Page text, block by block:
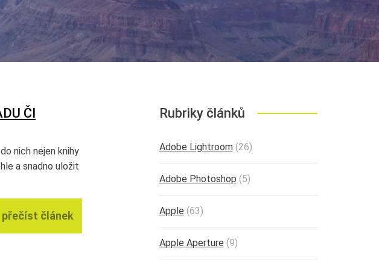
ČI
nich nejen knihy
a snadno uložit
přečíst článek
Rubriky článků
Adobe Lightroom(26)
Adobe Photoshop (5)
Apple (63)
Apple Aperture (9)